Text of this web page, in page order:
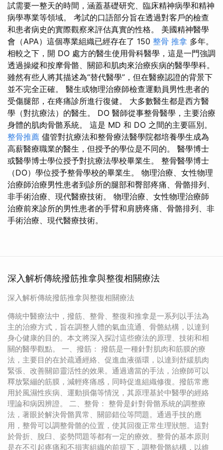
試需要一整天的時間，涵蓋基礎研究、臨床精神病學和精神
病學專業等領域。 考試的口語部分旨在透過對客戶的檢查
和患者病史的實際觀察來評估真實的性格。 美國精神醫學
會（APA）這個專業組織已經存在了 150 整骨 推拿 多年。
相較之下，開 DO 處方的醫生使用骨科醫學，這是一門強調
透過操縱和按摩骨骼、關節和肌肉來治療疾病的醫學學科。
雖然有些人將其描述為“替代醫學”，但在醫療認證的背景下
並不完全正確。 醫生或物理治療師檢查運動員男性患者的
受傷腿部，在疼痛診所進行復健。 大多數醫生都是西方醫
學（對抗療法）的醫生。 DO 醫師從事整骨醫學，主要治療
身體的肌肉骨骼系統。 這是 MD 和 DO 之間的主要區別。
整骨推薦 儘管對抗療法和整骨療法醫學院都培養學生成為
高薪醫療職業的醫生，但授予的學位是不同的。 醫學博士
或醫學博士學位授予對抗療法學校畢業生。 整骨醫學博士
（DO）學位授予整骨學校的畢業生。 物理治療、女性物理
治療師治療男性患者到診所的腿部和臀部疼痛、骨骼排列、
非手術治療、現代醫療技術。 物理治療、女性物理治療師
治療前來診所的男性患者的手臂和肩膀疼痛、骨骼排列、非
手術治療、現代醫療技術。
深入解析傳統撥筋推拿與整復相關療法
深入解析傳統撥筋推拿與整復相關療法
傳統中醫療法中，撥筋、整骨、整復和推拿是一系列以手法為
主的治療方式，旨在調整人體的氣血流通、骨骼結構，以達到
身心健康的目的。本文將深入探討這些療法的原理、技術和相
關的醫學觀點。 一、撥筋： 撥筋是一種針對肌肉和筋膜的療
法，主要目的在於疏通經絡、促進血液循環，以達到舒緩肌肉
緊張、改善關節靈活性的效果。通過適當的手法，治療師可以
釋放緊繃的筋膜，減輕疼痛感，同時促進組織修復。撥筋常應
用於風濕性疾病、運動損傷等情況，其原理基於中醫學的經絡
理論和病因辨證。 二、整骨： 整骨是針對骨骼系統的調整療
法，著眼於解決骨骼異常、關節錯位等問題。通過手技的應
用，整骨可以調整骨骼的位置，使其回復正常生理狀態。這對
於骨折、脫臼、姿勢問題等都有一定的療效。整骨的基本原則
是在不引起疼痛和不損害組織的前提下，調整骨骼結構，以維